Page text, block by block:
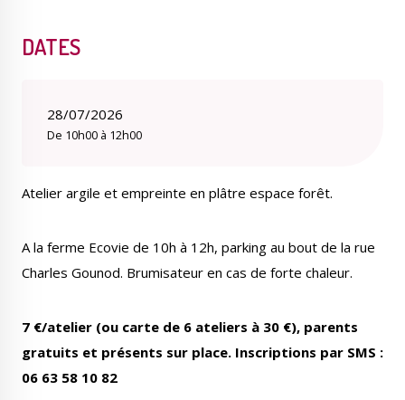
Associations
Le Créa La médiathèque
Atelier argile et empreinte en plâtre espace forêt.
A la ferme Ecovie de 10h à 12h, parking au bout de la rue
Charles Gounod. Brumisateur en cas de forte chaleur.
7 €/atelier (ou carte de 6 ateliers à 30 €), parents
gratuits et présents sur place. Inscriptions par SMS :
06 63 58 10 82
DATES
28/07/2026
De 10h00 à 12h00